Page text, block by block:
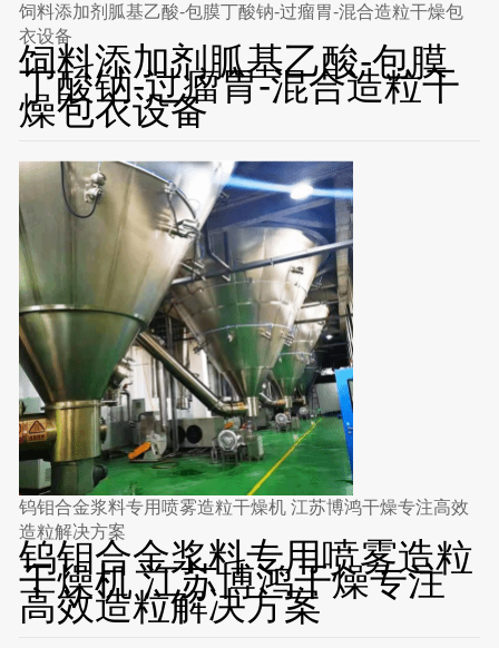
饲料添加剂胍基乙酸-包膜丁酸钠-过瘤胃-混合造粒干燥包
衣设备
饲料添加剂胍基乙酸-包膜
丁酸钠-过瘤胃-混合造粒干
燥包衣设备
钨钼合金浆料专用喷雾造粒干燥机 江苏博鸿干燥专注高效
造粒解决方案
钨钼合金浆料专用喷雾造粒
干燥机 江苏博鸿干燥专注
高效造粒解决方案